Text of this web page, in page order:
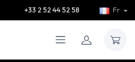
+33 2 52 44 52 58 Fr